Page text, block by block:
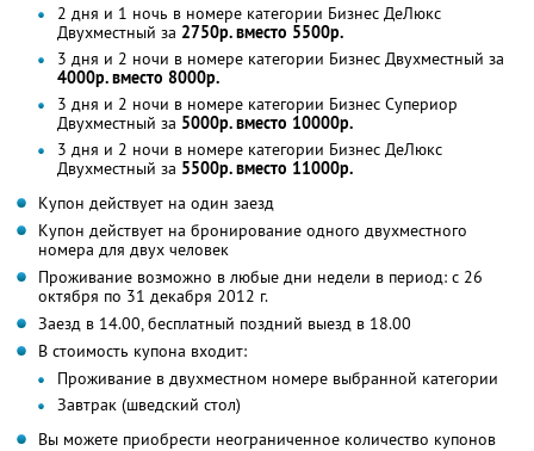
2 дня и 1 ночь в номере категории Бизнес ДеЛюкс
Двухместный за 2750р. вместо 5500р.
3 дня и 2 ночи в номере категории Бизнес Двухместный за
4000р. вместо 8000р.
3 дня и 2 ночи в номере категории Бизнес Супериор
Двухместный за 5000р. вместо 10000р.
3 дня и 2 ночи в номере категории Бизнес ДеЛюкс
Двухместный за 5500р. вместо 11000р.
Купон действует на один заезд
Купон действует на бронирование одного двухместного
номера для двух человек
Проживание возможно в любые дни недели в период: с 26
октября по 31 декабря 2012 г.
Заезд в 14.00, бесплатный поздний выезд в 18.00
В стоимость купона входит:
Проживание в двухместном номере выбранной категории
Завтрак (шведский стол)
Вы можете приобрести неограниченное количество купонов